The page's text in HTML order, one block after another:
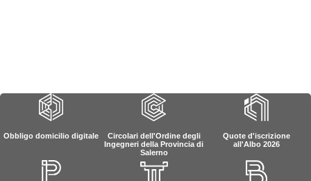
Obbligo domicilio digitale
Circolari dell'Ordine degli
Ingegneri della Provincia di
Salerno
Quote d'iscrizione
all'Albo 2026